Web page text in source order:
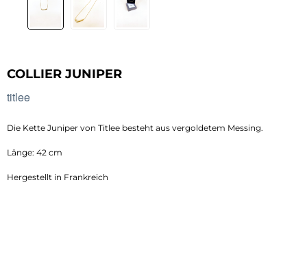
COLLIER JUNIPER
titlee
Die Kette Juniper von Titlee besteht aus vergoldetem Messing.
Länge: 42 cm
Hergestellt in Frankreich